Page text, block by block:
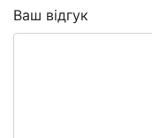
Ваш відгук